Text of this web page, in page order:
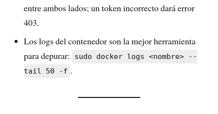
entre ambos lados; un token incorrecto dará error
403.
Los logs del contenedor son la mejor herramienta
para depurar:
sudo docker logs <nombre> --
tail 50 -f .